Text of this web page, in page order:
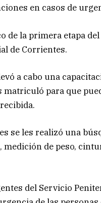
en casos de
de la primera etapa
de Corrientes.
a cabo una
matriculó para que
se les realizó una
medición de peso,
del Servicio